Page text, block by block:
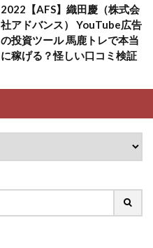
2022【AFS】織田慶（株式会
社アドバンス） YouTube広告
の投資ツール 馬鹿トレで本当
に稼げる？怪しい口コミ検証